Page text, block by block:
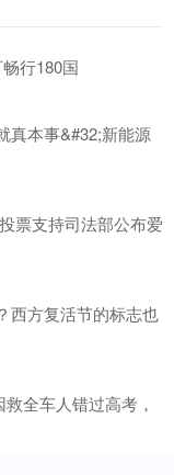
行180国
真本事&#32;新能源
票支持司法部公布爱
西方复活节的标志也
全车人错过高考，